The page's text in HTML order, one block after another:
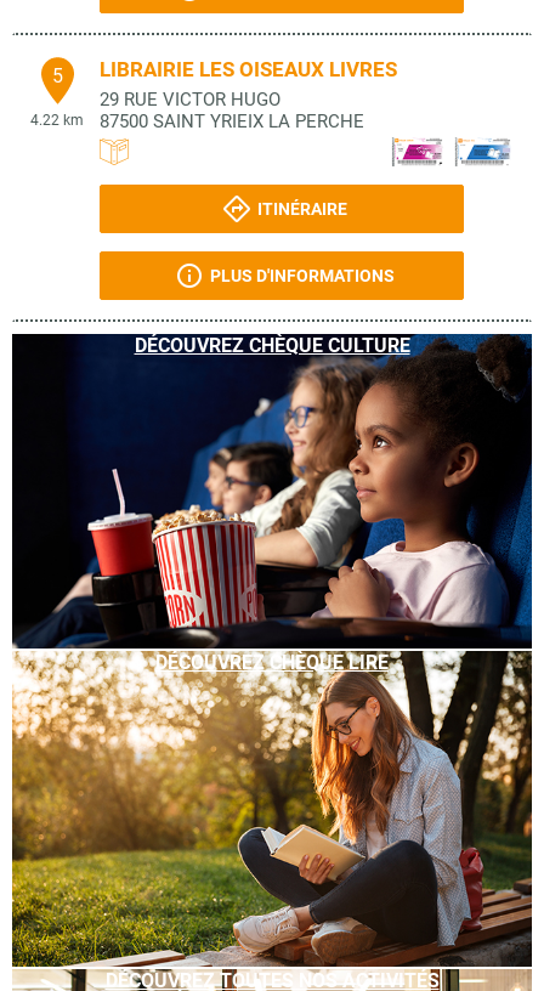
5
4.22 km
LIBRAIRIE LES OISEAUX LIVRES
29 RUE VICTOR HUGO
87500 SAINT YRIEIX LA PERCHE
ITINÉRAIRE
PLUS D'INFORMATIONS
DÉCOUVREZ CHÈQUE CULTURE
DÉCOUVREZ CHÈQUE LIRE
DÉCOUVREZ TOUTES NOS ACTIVITÉS